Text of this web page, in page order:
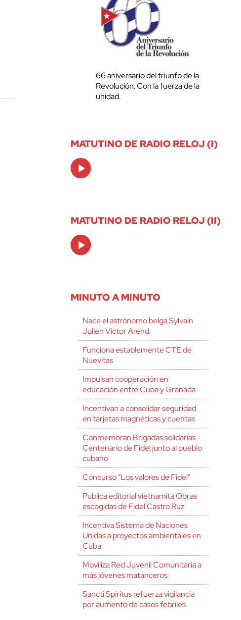
66 aniversario del triunfo de la
Revolución. Con la fuerza de la
unidad.
MATUTINO DE RADIO RELOJ (I)
Audio
Player
MATUTINO DE RADIO RELOJ (II)
Audio
Player
MINUTO A MINUTO
Nace el astrónomo belga Sylvain
Julien Victor Arend.
Funciona establemente CTE de
Nuevitas
Impulsan cooperación en
educación entre Cuba y Granada
Incentivan a consolidar seguridad
en tarjetas magnéticas y cuentas
Conmemoran Brigadas solidarias
Centenario de Fidel junto al pueblo
cubano
Concurso “Los valores de Fidel”
Publica editorial vietnamita Obras
escogidas de Fidel Castro Ruz
Incentiva Sistema de Naciones
Unidas a proyectos ambientales en
Cuba
Moviliza Red Juvenil Comunitaria a
más jóvenes matanceros
Sancti Spíritus refuerza vigilancia
por aumento de casos febriles